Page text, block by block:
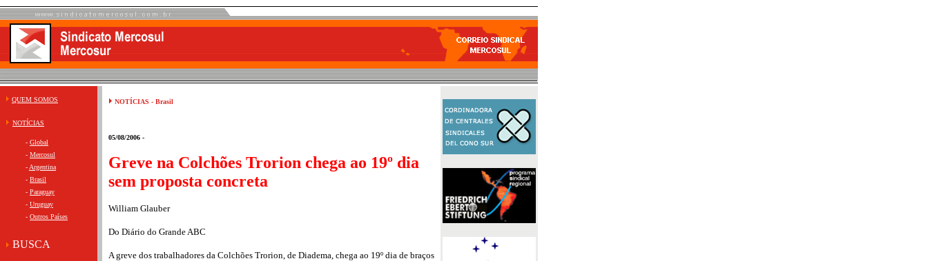
QUEM SOMOS
NOTÍCIAS
- Global
- Mercosul
- Argentina
- Brasil
- Paraguay
- Uruguay
- Outros Países
BUSCA
NOTÍCIAS - Brasil
05/08/2006 -
Greve na Colchões Trorion chega ao 19º dia
sem proposta concreta
William Glauber
Do Diário do Grande ABC
A greve dos trabalhadores da Colchões Trorion, de Diadema, chega ao 19º dia de braços